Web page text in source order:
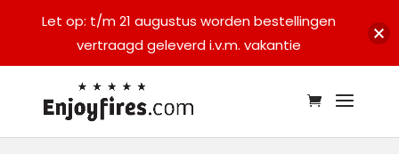
Let op: t/m 21 augustus worden bestellingen
vertraagd geleverd i.v.m. vakantie